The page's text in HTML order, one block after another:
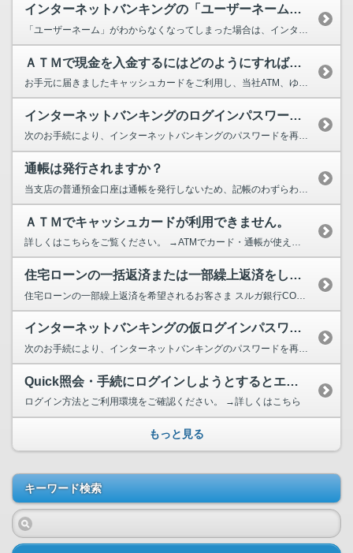
インターネットバンキングの「ユーザーネーム」がわからなくなってしまいました...
ＡＴＭで現金を入金するにはどのようにすればいいですか？
お手元に届きましたキャッシュカードをご利用し、当社ATM、ゆうちょ銀行ATM、セブン銀行・...
インターネットバンキングのログインパスワードまたは確認パスワードがわからな...
次のお手続により、インターネットバンキングのパスワードを再発行いたします。 →パスワード...
通帳は発行されますか？
当支店の普通預金口座は通帳を発行しないため、記帳のわずらわしさがございません。 その...
ＡＴＭでキャッシュカードが利用できません。
詳しくはこちらをご覧ください。 →ATMでカード・通帳が使えない
住宅ローンの一括返済または一部繰上返済をしたいのですが？
インターネットバンキングの仮ログインパスワードを忘れてしまった場合やハガキ...
次のお手続により、インターネットバンキングのパスワードを再発行いたします。 →パスワード...
Quick照会・手続にログインしようとするとエラーメッセージが表示されます。
ログイン方法とご利用環境をご確認ください。 →詳しくはこちら
もっと見る
キーワード検索